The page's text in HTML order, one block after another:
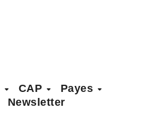
CAP
Payes
Newsletter